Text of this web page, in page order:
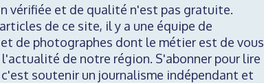
vérifiée et de qualité n'est pas gratuite.
de ce site, il y a une équipe de
de photographes dont le métier est de vous
de notre région. S'abonner pour lire
soutenir un journalisme indépendant et